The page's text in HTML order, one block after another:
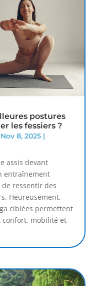
postures
les fessiers ?
Nov 8, 2025|
assis devant
entraînement
de ressentir des
Heureusement,
ciblées permettent
mobilité et